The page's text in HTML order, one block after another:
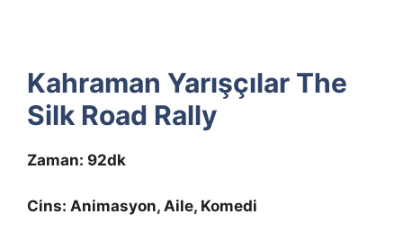
Kahraman Yarışçılar The
Silk Road Rally
Zaman: 92dk
Cins: Animasyon, Aile, Komedi